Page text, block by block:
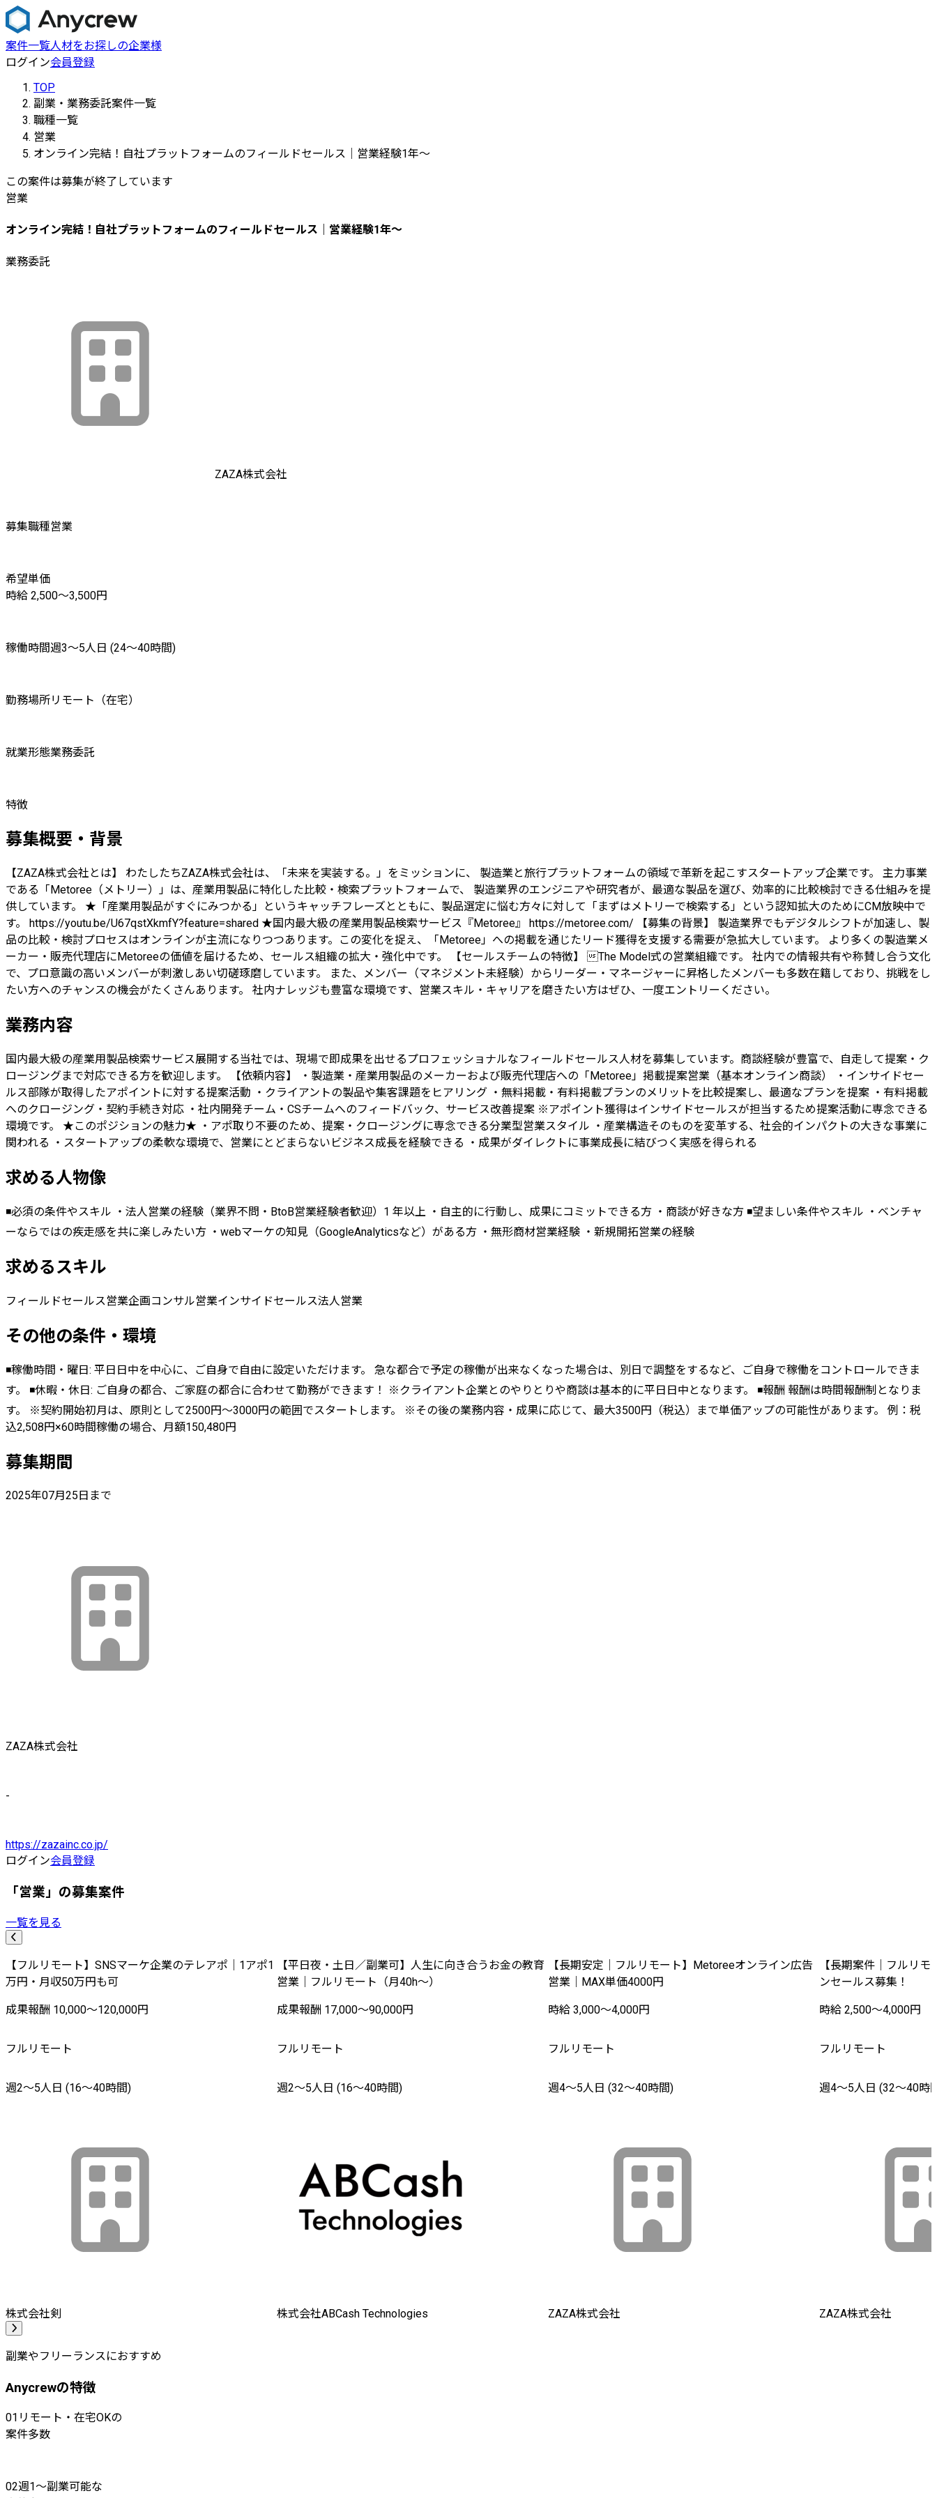
案件一覧人材をお探しの企業様
ログイン会員登録
TOP
副業・業務委託案件一覧
職種一覧
営業
オンライン完結！自社プラットフォームのフィールドセールス｜営業経験1年〜
この案件は募集が終了しています
営業
オンライン完結！自社プラットフォームのフィールドセールス｜営業経験1年〜
業務委託
ZAZA株式会社
募集職種営業
希望単価
時給 2,500〜3,500円
稼働時間週3〜5人日 (24〜40時間)
勤務場所リモート（在宅）
就業形態業務委託
特徴
募集概要・背景
【ZAZA株式会社とは】 わたしたちZAZA株式会社は、「未来を実装する。」をミッションに、 製造業と旅行プラットフォームの領域で革新を起こすスタートアップ企業です。 主力事業
である「Metoree（メトリー）」は、産業用製品に特化した比較・検索プラットフォームで、 製造業界のエンジニアや研究者が、最適な製品を選び、効率的に比較検討できる仕組みを提
供しています。 ★「産業用製品がすぐにみつかる」というキャッチフレーズとともに、製品選定に悩む方々に対して「まずはメトリーで検索する」という認知拡大のためにCM放映中で
す。 https://youtu.be/U67qstXkmfY?feature=shared ★国内最大級の産業用製品検索サービス『Metoree』 https://metoree.com/ 【募集の背景】 製造業界でもデジタルシフトが加速し、製
品の比較・検討プロセスはオンラインが主流になりつつあります。この変化を捉え、「Metoree」への掲載を通じたリード獲得を支援する需要が急拡大しています。 より多くの製造業メ
ーカー・販売代理店にMetoreeの価値を届けるため、セールス組織の拡大・強化中です。 【セールスチームの特徴】 The Model式の営業組織です。 社内での情報共有や称賛し合う文化
で、プロ意識の高いメンバーが刺激しあい切磋琢磨しています。 また、メンバー（マネジメント未経験）からリーダー・マネージャーに昇格したメンバーも多数在籍しており、挑戦をし
たい方へのチャンスの機会がたくさんあります。 社内ナレッジも豊富な環境です、営業スキル・キャリアを磨きたい方はぜひ、一度エントリーください。
業務内容
国内最大級の産業用製品検索サービス展開する当社では、現場で即成果を出せるプロフェッショナルなフィールドセールス人材を募集しています。商談経験が豊富で、自走して提案・ク
ロージングまで対応できる方を歓迎します。 【依頼内容】 ・製造業・産業用製品のメーカーおよび販売代理店への「Metoree」掲載提案営業（基本オンライン商談） ・インサイドセー
ルス部隊が取得したアポイントに対する提案活動 ・クライアントの製品や集客課題をヒアリング ・無料掲載・有料掲載プランのメリットを比較提案し、最適なプランを提案 ・有料掲載
へのクロージング・契約手続き対応 ・社内開発チーム・CSチームへのフィードバック、サービス改善提案 ※アポイント獲得はインサイドセールスが担当するため提案活動に専念できる
環境です。 ★このポジションの魅力★ ・アポ取り不要のため、提案・クロージングに専念できる分業型営業スタイル ・産業構造そのものを変革する、社会的インパクトの大きな事業に
関われる ・スタートアップの柔軟な環境で、営業にとどまらないビジネス成長を経験できる ・成果がダイレクトに事業成長に結びつく実感を得られる
求める人物像
◾️必須の条件やスキル ・法人営業の経験（業界不問・BtoB営業経験者歓迎）1 年以上 ・自主的に行動し、成果にコミットできる方 ・商談が好きな方 ◾️望ましい条件やスキル ・ベンチャ
ーならではの疾走感を共に楽しみたい方 ・webマーケの知見（GoogleAnalyticsなど）がある方 ・無形商材営業経験 ・新規開拓営業の経験
求めるスキル
フィールドセールス営業企画コンサル営業インサイドセールス法人営業
その他の条件・環境
◾️稼働時間・曜日: 平日日中を中心に、ご自身で自由に設定いただけます。 急な都合で予定の稼働が出来なくなった場合は、別日で調整をするなど、ご自身で稼働をコントロールできま
す。 ◾️休暇・休日: ご自身の都合、ご家庭の都合に合わせて勤務ができます！ ※クライアント企業とのやりとりや商談は基本的に平日日中となります。 ◾️報酬 報酬は時間報酬制となりま
す。 ※契約開始初月は、原則として2500円～3000円の範囲でスタートします。 ※その後の業務内容・成果に応じて、最大3500円（税込）まで単価アップの可能性があります。 例：税
込2,508円×60時間稼働の場合、月額150,480円
募集期間
2025年07月25日まで
ZAZA株式会社
-
https://zazainc.co.jp/
ログイン会員登録
「営業」の募集案件
一覧を見る
【フルリモート】SNSマーケ企業のテレアポ｜1アポ1
万円・月収50万円も可
成果報酬 10,000〜120,000円
フルリモート
週2〜5人日 (16〜40時間)
株式会社剣
【平日夜・土日／副業可】人生に向き合うお金の教育
営業｜フルリモート（月40h〜）
成果報酬 17,000〜90,000円
フルリモート
週2〜5人日 (16〜40時間)
株式会社ABCash Technologies
【長期安定｜フルリモート】Metoreeオンライン広告
営業｜MAX単価4000円
時給 3,000〜4,000円
フルリモート
週4〜5人日 (32〜40時間)
ZAZA株式会社
【長期案件｜フルリ
ンセールス募集！
時給 2,500〜4,000円
フルリモート
週4〜5人日 (32〜40時
ZAZA株式会社
副業やフリーランスにおすすめ
Anycrewの特徴
01 リモート・在宅OKの
案件多数
02週1〜副業可能な